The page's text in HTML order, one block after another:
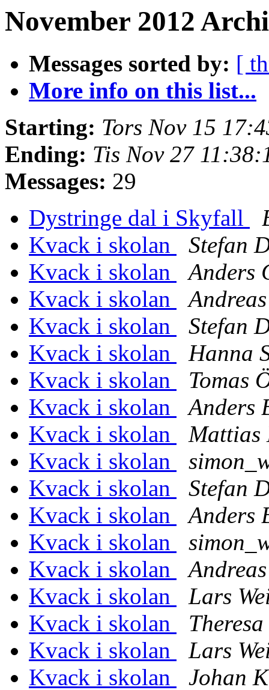
November 2012
Messages sorted by: [
More info on this list...
Starting: Tors Nov 15
Ending: Tis Nov 27
Messages: 29
Dystringe dal i Skyfall
Kvack i skolan
Stefan
Kvack i skolan
Anders
Kvack i skolan
Kvack i skolan
Stefan
Kvack i skolan
Hanna
Kvack i skolan
Tomas
Kvack i skolan
Anders
Kvack i skolan
Kvack i skolan
Kvack i skolan
Stefan
Kvack i skolan
Anders
Kvack i skolan
Kvack i skolan
Kvack i skolan
Lars
Kvack i skolan
Kvack i skolan
Lars
Kvack i skolan
Johan